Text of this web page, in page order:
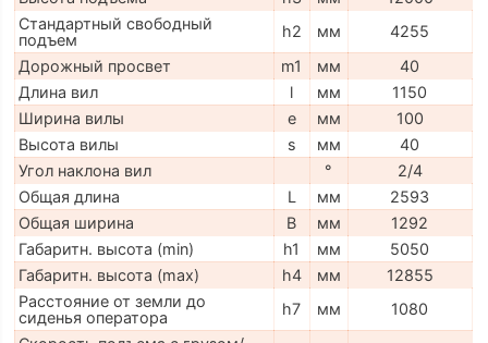
Стандартный свободный
подъем
h2 мм
4255
Дорожный просвет
m1 мм
40
Длина вил
l мм
1150
Ширина вилы
e мм
100
Высота вилы
s мм
40
Угол наклона вил
°
2/4
Общая длина
L мм
2593
Общая ширина
B мм
1292
Габаритн. высота (min)
h1 мм
5050
Габаритн. высота (max)
h4 мм
12855
Расстояние от земли до
сиденья оператора
h7 мм
1080